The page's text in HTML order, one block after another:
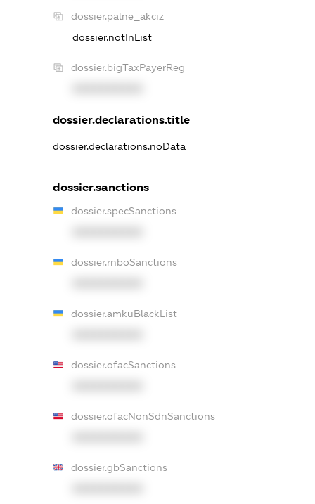
dossier.palne_akciz
dossier.notInList
dossier.bigTaxPayerReg
dossier.declarations.title
dossier.declarations.noData
dossier.sanctions
dossier.specSanctions
dossier.rnboSanctions
dossier.amkuBlackList
dossier.ofacSanctions
dossier.ofacNonSdnSanctions
dossier.gbSanctions